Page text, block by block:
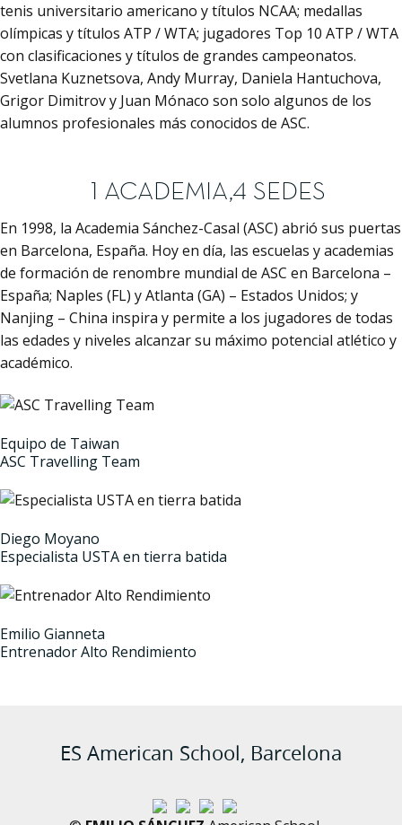
tenis universitario americano y títulos NCAA; medallas
olímpicas y títulos ATP / WTA; jugadores Top 10 ATP / WTA
con clasificaciones y títulos de grandes campeonatos.
Svetlana Kuznetsova, Andy Murray, Daniela Hantuchova,
Grigor Dimitrov y Juan Mónaco son solo algunos de los
alumnos profesionales más conocidos de ASC.
1 ACADEMIA,4 SEDES
En 1998, la Academia Sánchez-Casal (ASC) abrió sus puertas
en Barcelona, España. Hoy en día, las escuelas y academias
de formación de renombre mundial de ASC en Barcelona –
España; Naples (FL) y Atlanta (GA) – Estados Unidos; y
Nanjing – China inspira y permite a los jugadores de todas
las edades y niveles alcanzar su máximo potencial atlético y
académico.
Equipo de Taiwan
ASC Travelling Team
Diego Moyano
Especialista USTA en tierra batida
Emilio Gianneta
Entrenador Alto Rendimiento
ES American School, Barcelona